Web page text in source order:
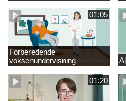
01:05
Forberedende
voksenundervisning
01:20